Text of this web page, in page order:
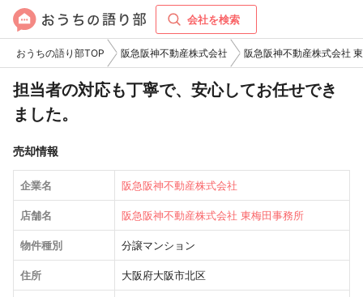
会社を検索
おうちの語り部TOP 阪急阪神不動産株式会社 阪急阪神不動産株式会社
担当者の対応も丁寧で、安心してお任せでき
ました。
売却情報
企業名 阪急阪神不動産株式会社
店舗名 阪急阪神不動産株式会社 東梅田事務所
物件種別 分譲マンション
住所 大阪府大阪市北区